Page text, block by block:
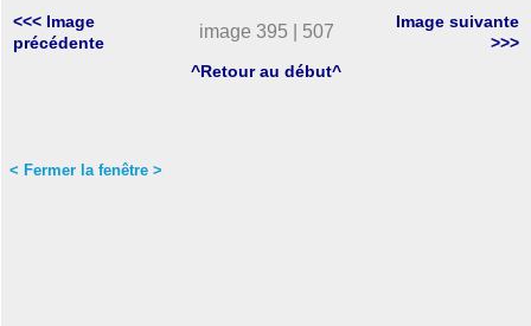
<<< Image
précédente
image 395 | 507
Image suivante
>>>
^Retour au début^
< Fermer la fenêtre >